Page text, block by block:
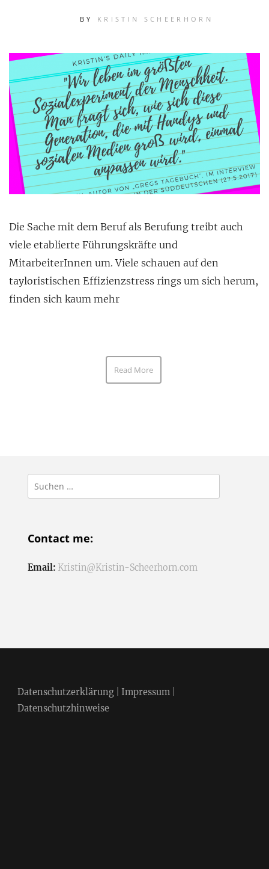
BY KRISTIN SCHEERHORN
Die Sache mit dem Beruf als Berufung treibt auch
viele etablierte Führungskräfte und
MitarbeiterInnen um. Viele schauen auf den
tayloristischen Effizienzstress rings um sich herum,
finden sich kaum mehr
Read More
Suchen
nach:
Contact me:
Email: Kristin@Kristin-Scheerhorn.com
Datenschutzerklärung| Impressum|
Datenschutzhinweise